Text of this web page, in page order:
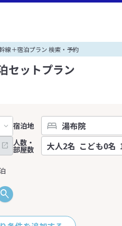
線＋宿泊プラン 検索・予約
セットプラン
宿泊地
人数・
部屋数